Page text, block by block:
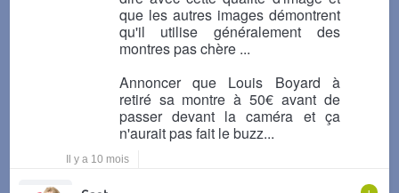
que les autres images démontrent
qu'il utilise généralement des
montres pas chère ...
Annoncer que Louis Boyard à
retiré sa montre à 50€ avant de
passer devant la caméra et ça
n'aurait pas fait le buzz...
Il y a 10 mois